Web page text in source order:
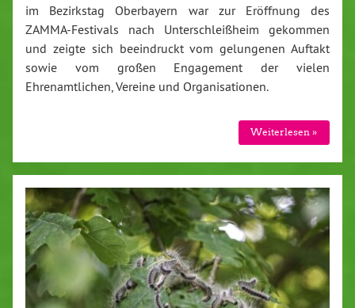
im Bezirkstag Oberbayern war zur Eröffnung des
ZAMMA-Festivals nach Unterschleißheim gekommen
und zeigte sich beeindruckt vom gelungenen Auftakt
sowie vom großen Engagement der vielen
Ehrenamtlichen, Vereine und Organisationen.
Weiterlesen »